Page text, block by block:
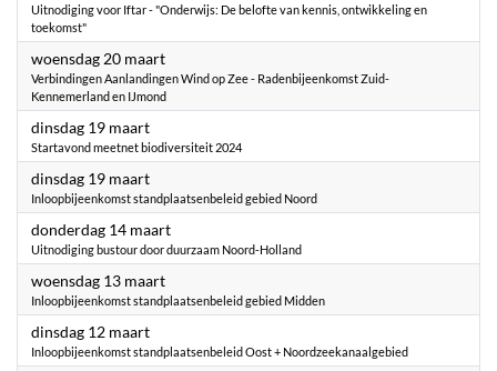
Uitnodiging voor Iftar - "Onderwijs: De belofte van kennis, ontwikkeling en
toekomst"
woensdag 20 maart2024
Verbindingen Aanlandingen Wind op Zee - Radenbijeenkomst Zuid-
Kennemerland en IJmond
dinsdag 19 maart2024
Startavond meetnet biodiversiteit 2024
dinsdag 19 maart2024
Inloopbijeenkomst standplaatsenbeleid gebied Noord
donderdag 14 maart2024
Uitnodiging bustour door duurzaam Noord-Holland
woensdag 13 maart2024
Inloopbijeenkomst standplaatsenbeleid gebied Midden
dinsdag 12 maart2024
Inloopbijeenkomst standplaatsenbeleid Oost + Noordzeekanaalgebied